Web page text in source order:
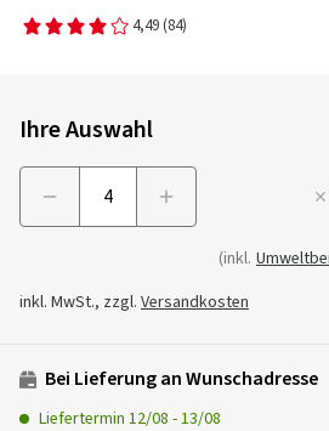
4,49 (84)
Ihre Auswahl
(inkl.
inkl. MwSt., zzgl. Versandkosten
Bei Lieferung an Wunschadresse
Liefertermin 12/08 -13/08